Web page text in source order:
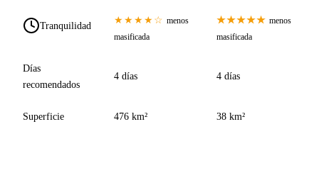
Tranquilidad ★★★★☆ menos
masificada
★★★★★ menos
masificada
Días
recomendados
4 días 4 días
Superficie 476 km² 38 km²